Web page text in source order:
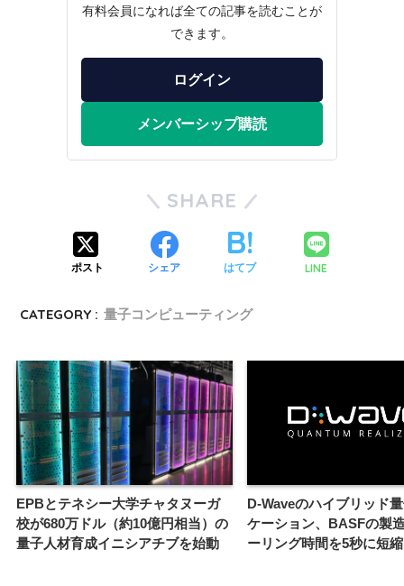
有料会員になれば全ての記事を読むことが
できます。
ログイン
メンバーシップ購読
SHARE
ポスト シェア はてブ LINE
CATEGORY : 量子コンピューティング
EPBとテネシー大学チャタヌーガ
校が680万ドル（約10億円相当）の
量子人材育成イニシアチブを始動
D-Waveのハイブリッド
ケーション、BASFの製
ーリング時間を5秒に短縮